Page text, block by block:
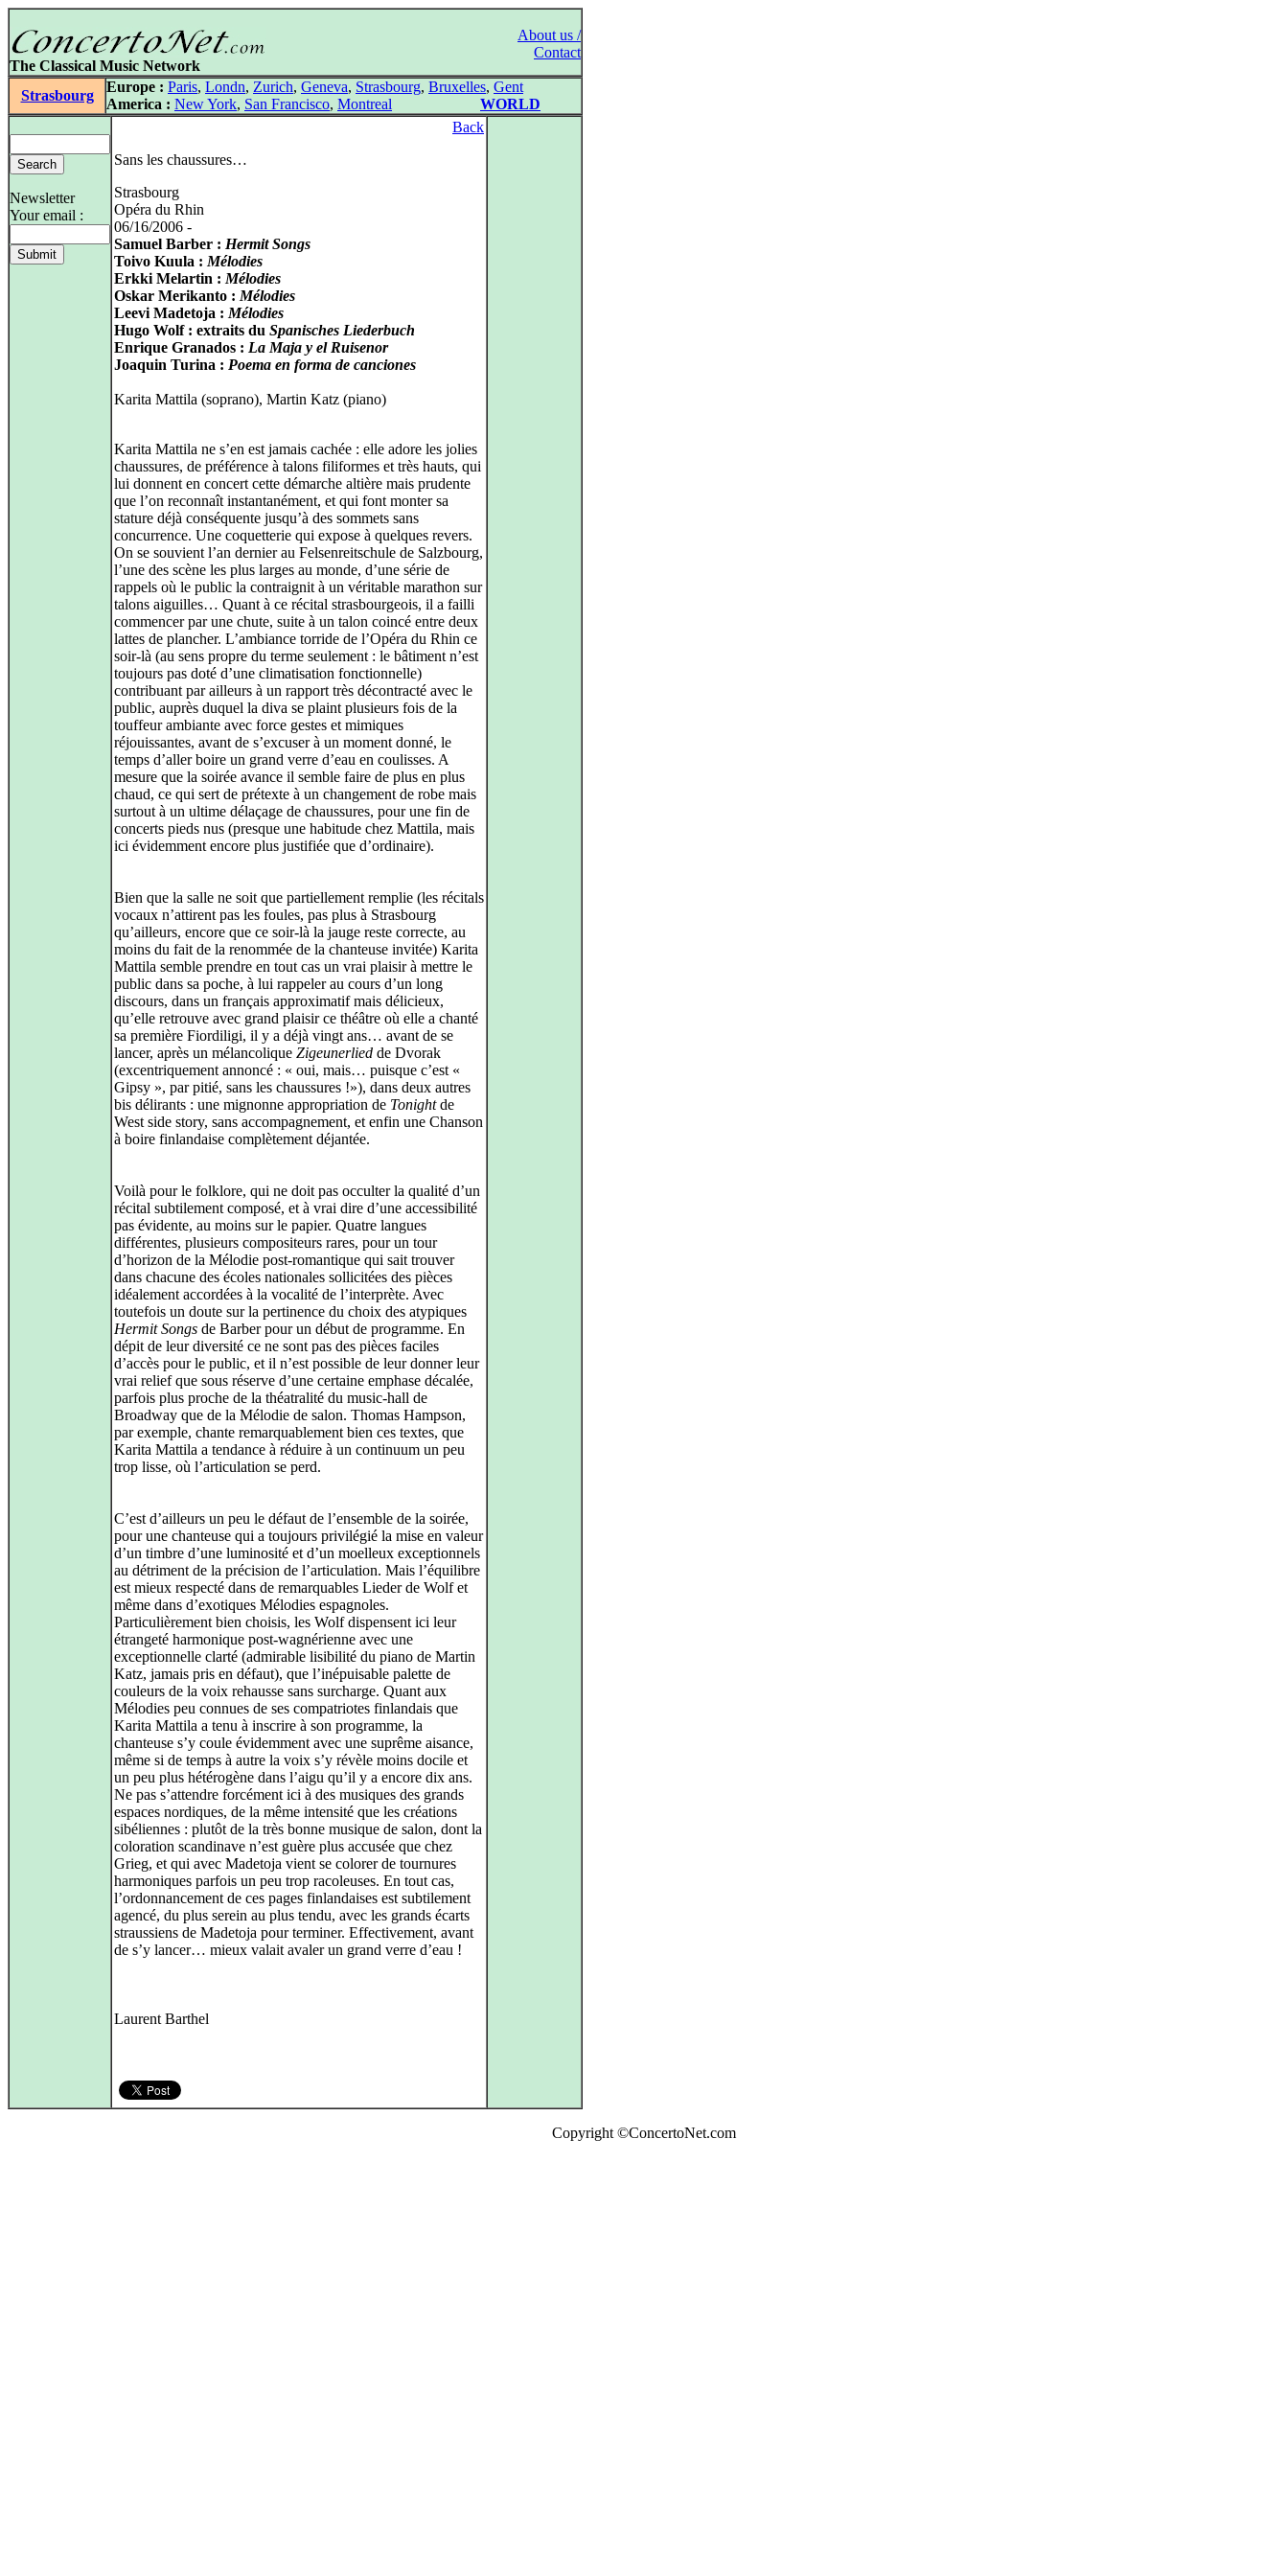
About us /
Contact
The Classical Music Network
Strasbourg
Europe : Paris, Londn, Zurich, Geneva, Strasbourg, Bruxelles, Gent
America : New York, San Francisco, Montreal WORLD
Newsletter
Your email :
Back
Sans les chaussures…
Strasbourg
Opéra du Rhin
06/16/2006 -
Samuel Barber : Hermit Songs
Toivo Kuula : Mélodies
Erkki Melartin : Mélodies
Oskar Merikanto : Mélodies
Leevi Madetoja : Mélodies
Hugo Wolf : extraits du Spanisches Liederbuch
Enrique Granados : La Maja y el Ruisenor
Joaquin Turina : Poema en forma de canciones
Karita Mattila (soprano), Martin Katz (piano)
Karita Mattila ne s’en est jamais cachée : elle adore les jolies
chaussures, de préférence à talons filiformes et très hauts, qui
lui donnent en concert cette démarche altière mais prudente
que l’on reconnaît instantanément, et qui font monter sa
stature déjà conséquente jusqu’à des sommets sans
concurrence. Une coquetterie qui expose à quelques revers.
On se souvient l’an dernier au Felsenreitschule de Salzbourg,
l’une des scène les plus larges au monde, d’une série de
rappels où le public la contraignit à un véritable marathon sur
talons aiguilles… Quant à ce récital strasbourgeois, il a failli
commencer par une chute, suite à un talon coincé entre deux
lattes de plancher. L’ambiance torride de l’Opéra du Rhin ce
soir-là (au sens propre du terme seulement : le bâtiment n’est
toujours pas doté d’une climatisation fonctionnelle)
contribuant par ailleurs à un rapport très décontracté avec le
public, auprès duquel la diva se plaint plusieurs fois de la
touffeur ambiante avec force gestes et mimiques
réjouissantes, avant de s’excuser à un moment donné, le
temps d’aller boire un grand verre d’eau en coulisses. A
mesure que la soirée avance il semble faire de plus en plus
chaud, ce qui sert de prétexte à un changement de robe mais
surtout à un ultime délaçage de chaussures, pour une fin de
concerts pieds nus (presque une habitude chez Mattila, mais
ici évidemment encore plus justifiée que d’ordinaire).
Bien que la salle ne soit que partiellement remplie (les récitals
vocaux n’attirent pas les foules, pas plus à Strasbourg
qu’ailleurs, encore que ce soir-là la jauge reste correcte, au
moins du fait de la renommée de la chanteuse invitée) Karita
Mattila semble prendre en tout cas un vrai plaisir à mettre le
public dans sa poche, à lui rappeler au cours d’un long
discours, dans un français approximatif mais délicieux,
qu’elle retrouve avec grand plaisir ce théâtre où elle a chanté
sa première Fiordiligi, il y a déjà vingt ans… avant de se
lancer, après un mélancolique Zigeunerlied de Dvorak
(excentriquement annoncé : « oui, mais… puisque c’est «
Gipsy », par pitié, sans les chaussures !»), dans deux autres
bis délirants : une mignonne appropriation de Tonightde
West side story, sans accompagnement, et enfin une Chanson
à boire finlandaise complètement déjantée.
Voilà pour le folklore, qui ne doit pas occulter la qualité d’un
récital subtilement composé, et à vrai dire d’une accessibilité
pas évidente, au moins sur le papier. Quatre langues
différentes, plusieurs compositeurs rares, pour un tour
d’horizon de la Mélodie post-romantique qui sait trouver
dans chacune des écoles nationales sollicitées des pièces
idéalement accordées à la vocalité de l’interprète. Avec
toutefois un doute sur la pertinence du choix des atypiques
Hermit Songs de Barber pour un début de programme. En
dépit de leur diversité ce ne sont pas des pièces faciles
d’accès pour le public, et il n’est possible de leur donner leur
vrai relief que sous réserve d’une certaine emphase décalée,
parfois plus proche de la théatralité du music-hall de
Broadway que de la Mélodie de salon. Thomas Hampson,
par exemple, chante remarquablement bien ces textes, que
Karita Mattila a tendance à réduire à un continuum un peu
trop lisse, où l’articulation se perd.
C’est d’ailleurs un peu le défaut de l’ensemble de la soirée,
pour une chanteuse qui a toujours privilégié la mise en valeur
d’un timbre d’une luminosité et d’un moelleux exceptionnels
au détriment de la précision de l’articulation. Mais l’équilibre
est mieux respecté dans de remarquables Lieder de Wolf et
même dans d’exotiques Mélodies espagnoles.
Particulièrement bien choisis, les Wolf dispensent ici leur
étrangeté harmonique post-wagnérienne avec une
exceptionnelle clarté (admirable lisibilité du piano de Martin
Katz, jamais pris en défaut), que l’inépuisable palette de
couleurs de la voix rehausse sans surcharge. Quant aux
Mélodies peu connues de ses compatriotes finlandais que
Karita Mattila a tenu à inscrire à son programme, la
chanteuse s’y coule évidemment avec une suprême aisance,
même si de temps à autre la voix s’y révèle moins docile et
un peu plus hétérogène dans l’aigu qu’il y a encore dix ans.
Ne pas s’attendre forcément ici à des musiques des grands
espaces nordiques, de la même intensité que les créations
sibéliennes : plutôt de la très bonne musique de salon, dont la
coloration scandinave n’est guère plus accusée que chez
Grieg, et qui avec Madetoja vient se colorer de tournures
harmoniques parfois un peu trop racoleuses. En tout cas,
l’ordonnancement de ces pages finlandaises est subtilement
agencé, du plus serein au plus tendu, avec les grands écarts
straussiens de Madetoja pour terminer. Effectivement, avant
de s’y lancer… mieux valait avaler un grand verre d’eau !
Laurent Barthel
Copyright ©ConcertoNet.com